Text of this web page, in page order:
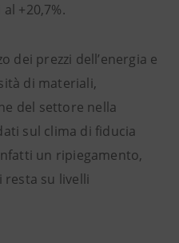
+20,7%.
dei prezzi dell’energia e
di materiali,
del settore nella
sul clima di fiducia
un ripiegamento,
su livelli